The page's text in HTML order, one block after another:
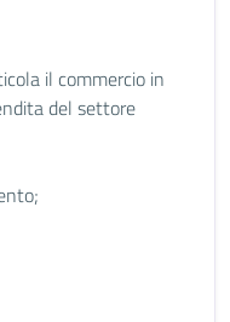
il commercio in
del settore